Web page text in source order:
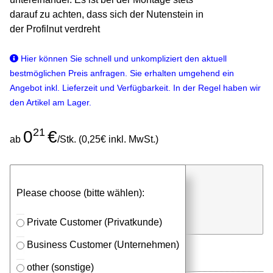
darauf zu achten, dass sich der Nutenstein in
der Profilnut verdreht
Hier können Sie schnell und unkompliziert den aktuell
bestmöglichen Preis anfragen. Sie erhalten umgehend ein
Angebot inkl. Lieferzeit und Verfügbarkeit. In der Regel haben wir
den Artikel am Lager.
ab 021 €/Stk. (0,25€ inkl. MwSt.)
Please choose (bitte wählen):
Private Customer (Privatkunde)
Business Customer (Unternehmen)
other (sonstige)
⮮
Stk. in Anfrageliste